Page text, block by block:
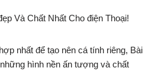
Và Chất Nhất Cho điện Thoại!
nhất để tạo nên cá tính riêng, Bài
hình nền ấn tượng và chất